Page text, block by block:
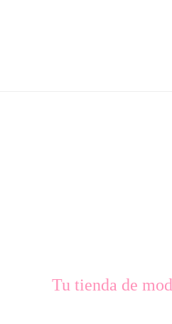
Tu tienda de